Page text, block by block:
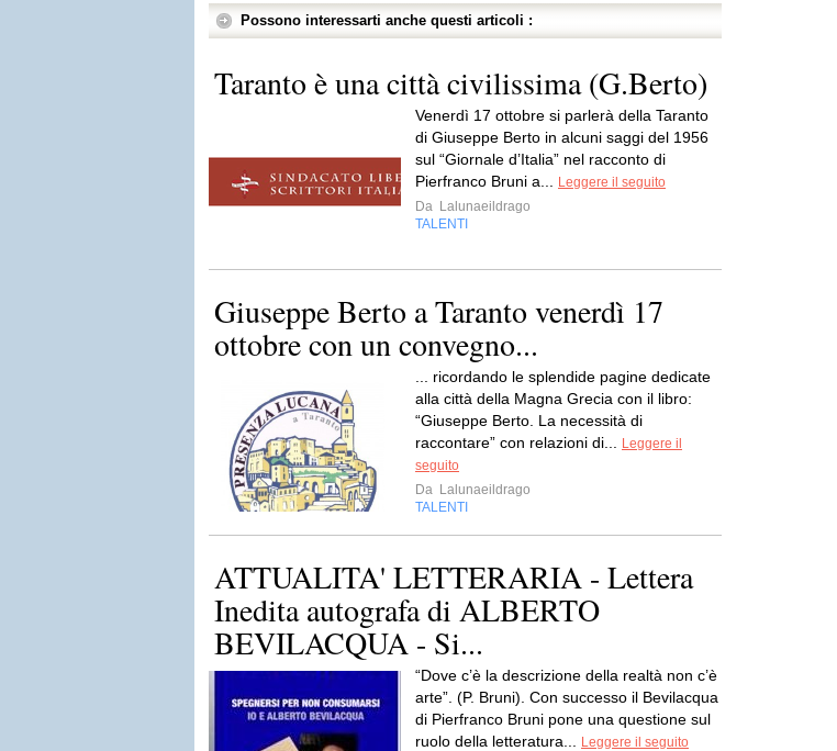
Possono interessarti anche questi articoli :
Taranto è una città civilissima (G.Berto)
Venerdì 17 ottobre si parlerà della Taranto
di Giuseppe Berto in alcuni saggi del 1956
sul “Giornale d’Italia” nel racconto di
Pierfranco Bruni a...
Leggere il seguito
Da Lalunaeildrago
TALENTI
Giuseppe Berto a Taranto venerdì 17
ottobre con un convegno...
... ricordando le splendide pagine dedicate
alla città della Magna Grecia con il libro:
“Giuseppe Berto. La necessità di
raccontare” con relazioni di...
Leggere il
seguito
Da Lalunaeildrago
TALENTI
ATTUALITA' LETTERARIA - Lettera
Inedita autografa di ALBERTO
BEVILACQUA - Si...
“Dove c’è la descrizione della realtà non c’è
arte”. (P. Bruni). Con successo il Bevilacqua
di Pierfranco Bruni pone una questione sul
ruolo della letteratura...
Leggere il seguito